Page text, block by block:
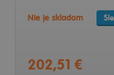
Nie je skladom
202,51 €